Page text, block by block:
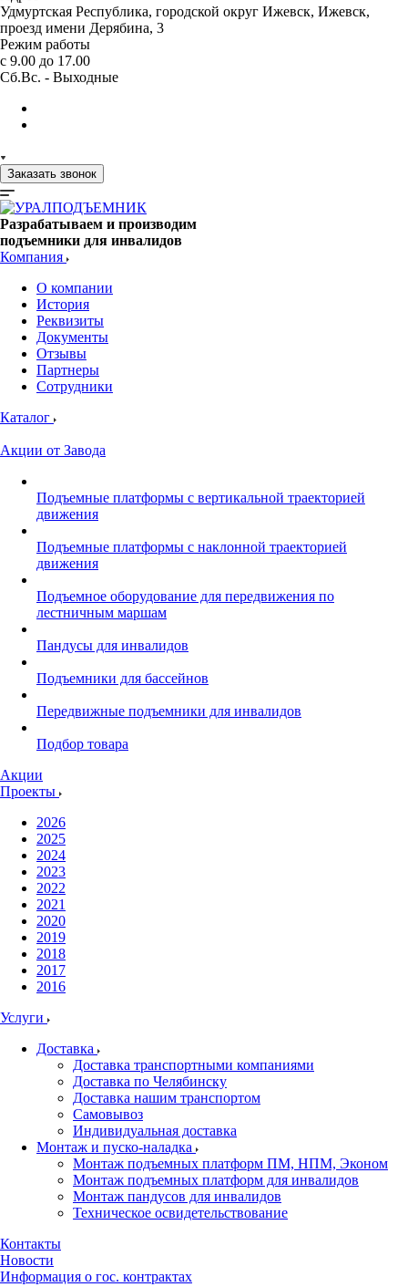
Удмуртская Республика, городской округ Ижевск, Ижевск,
проезд имени Дерябина, 3
Режим работы
с 9.00 до 17.00
Сб.Вс. - Выходные
Заказать звонок
Разрабатываем и производим
подъемники для инвалидов
Компания
О компании
История
Реквизиты
Документы
Отзывы
Партнеры
Сотрудники
Каталог
Акции от Завода
Подъемные платформы с вертикальной траекторией
движения
Подъемные платформы с наклонной траекторией
движения
Подъемное оборудование для передвижения по
лестничным маршам
Пандусы для инвалидов
Подъемники для бассейнов
Передвижные подъемники для инвалидов
Подбор товара
Акции
Проекты
2026
2025
2024
2023
2022
2021
2020
2019
2018
2017
2016
Услуги
Доставка
Доставка транспортными компаниями
Доставка по Челябинску
Доставка нашим транспортом
Самовывоз
Индивидуальная доставка
Монтаж и пуско-наладка
Монтаж подъемных платформ ПМ, НПМ, Эконом
Монтаж подъемных платформ для инвалидов
Монтаж пандусов для инвалидов
Техническое освидетельствование
Контакты
Новости
Информация о гос. контрактах